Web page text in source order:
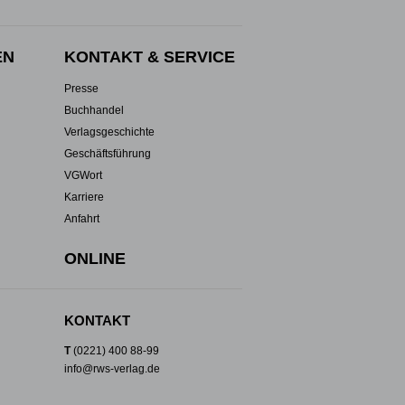
KONTAKT & SERVICE
Presse
Buchhandel
Verlagsgeschichte
Geschäftsführung
VGWort
Karriere
Anfahrt
ONLINE
KONTAKT
T(0221) 400 88-99
info@rws-verlag.de